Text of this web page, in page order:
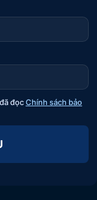
đọcChính sách bảo